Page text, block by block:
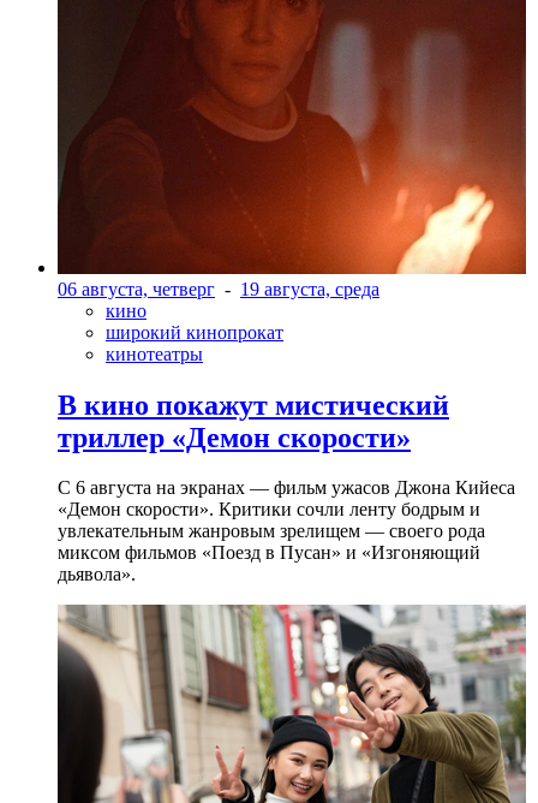
06 августа, четверг - 19 августа, среда
кино
широкий кинопрокат
кинотеатры
В кино покажут мистический
триллер «Демон скорости»
С 6 августа на экранах — фильм ужасов Джона Кийеса
«Демон скорости». Критики сочли ленту бодрым и
увлекательным жанровым зрелищeм — своего рода
миксом фильмов «Поезд в Пусан» и «Изгоняющий
дьявола».